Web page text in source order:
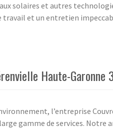
solaires et autres
travail et un entretien
Haute-Garonne
l’entreprise
gamme de services. Notre